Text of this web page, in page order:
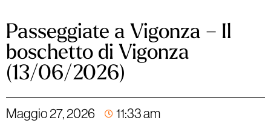
Passeggiate a Vigonza – Il
boschetto di Vigonza
(13/06/2026)
Maggio 27, 2026 11:33 am